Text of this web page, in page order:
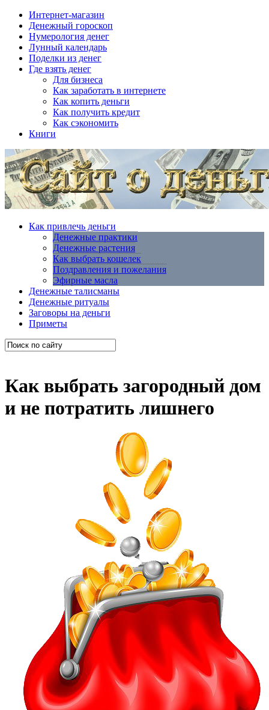
Интернет-магазин
Денежный гороскоп
Нумерология денег
Лунный календарь
Поделки из денег
Где взять денег
Для бизнеса
Как заработать в интернете
Как копить деньги
Как получить кредит
Как сэкономить
Книги
Как привлечь деньги
Денежные практики
Денежные растения
Как выбрать кошелек
Поздравления и пожелания
Эфирные масла
Денежные талисманы
Денежные ритуалы
Заговоры на деньги
Приметы
Как выбрать загородный дом
и не потратить лишнего